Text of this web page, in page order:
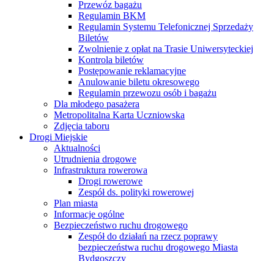
Przewóz bagażu
Regulamin BKM
Regulamin Systemu Telefonicznej Sprzedaży
Biletów
Zwolnienie z opłat na Trasie Uniwersyteckiej
Kontrola biletów
Postępowanie reklamacyjne
Anulowanie biletu okresowego
Regulamin przewozu osób i bagażu
Dla młodego pasażera
Metropolitalna Karta Uczniowska
Zdjęcia taboru
Drogi Miejskie
Aktualności
Utrudnienia drogowe
Infrastruktura rowerowa
Drogi rowerowe
Zespół ds. polityki rowerowej
Plan miasta
Informacje ogólne
Bezpieczeństwo ruchu drogowego
Zespół do działań na rzecz poprawy
bezpieczeństwa ruchu drogowego Miasta
Bydgoszczy